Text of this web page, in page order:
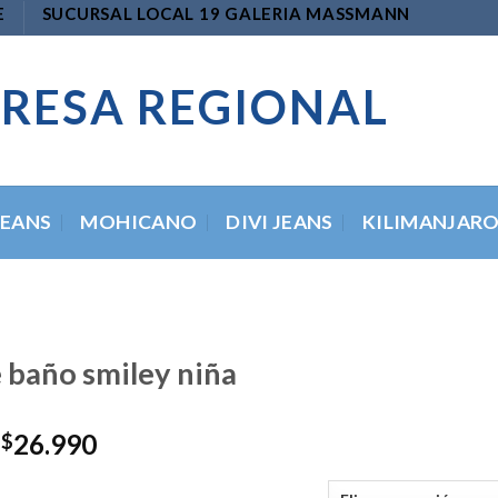
SUCURSAL LOCAL 19 GALERIA MASSMANN
REGIONAL
MOHICANO DIVI JEANS
baño smiley niña
El
$26.990El